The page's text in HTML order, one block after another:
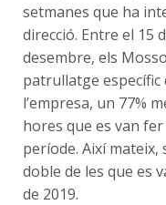
setmanes que ha
direcció. Entre el 15
desembre, els
patrullatge específic
l’empresa, un 77%
hores que es van
període. Així mateix,
doble de les que es
de 2019.